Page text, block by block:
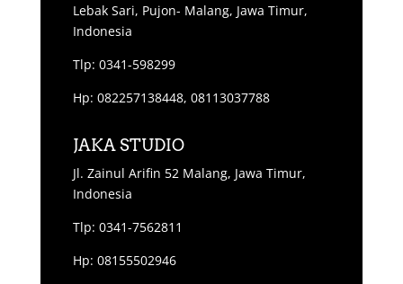
Lebak Sari, Pujon- Malang, Jawa Timur,
Indonesia
Tlp: 0341-598299
Hp: 082257138448, 08113037788
JAKA STUDIO
Jl. Zainul Arifin 52 Malang, Jawa Timur,
Indonesia
Tlp: 0341-7562811
Hp: 08155502946